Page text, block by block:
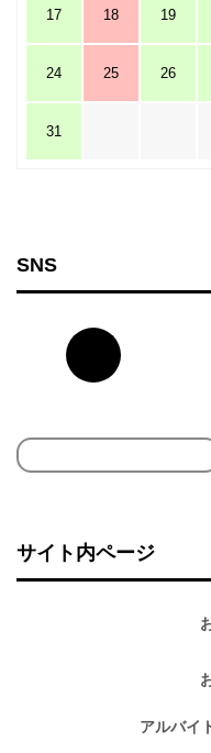
17 18 19
24 25 26
31
SNS
検
サイト内ページ
アルバイ